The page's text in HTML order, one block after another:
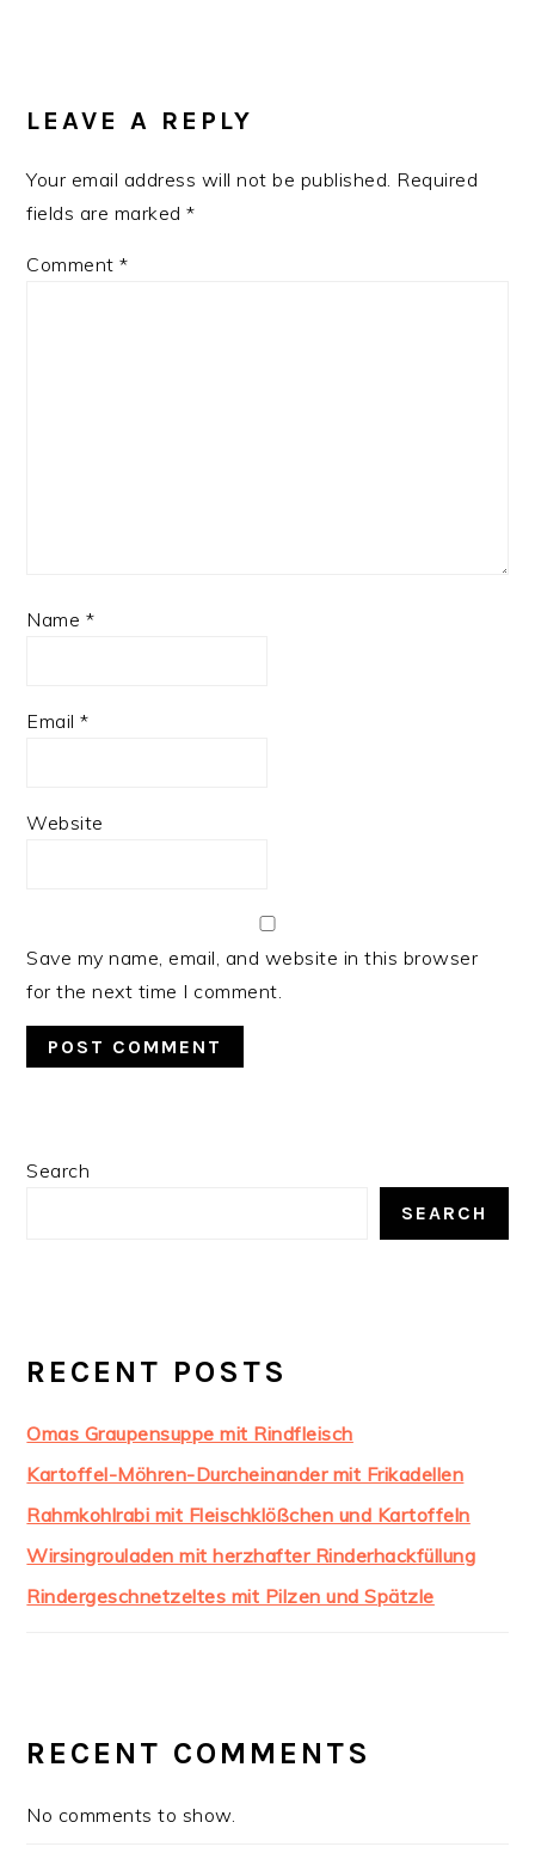
INTERACTIONS
LEAVE A REPLY
Your email address will not be published. Required
fields are marked*
Comment*
Name *
Email*
Website
Save my name, email, and website in this browser
for the next time I comment.
PRIMARY
Search
SEARCH
RECENT POSTS
Omas Graupensuppe mit Rindfleisch
Kartoffel-Möhren-Durcheinander mit Frikadellen
Rahmkohlrabi mit Fleischklößchen und Kartoffeln
Wirsingrouladen mit herzhafter Rinderhackfüllung
Rindergeschnetzeltes mit Pilzen und Spätzle
RECENT COMMENTS
No comments to show.